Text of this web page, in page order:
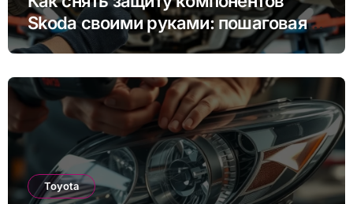
Skoda своими руками: пошаговая
инструкция для Rapid, Octavia и
Toyota